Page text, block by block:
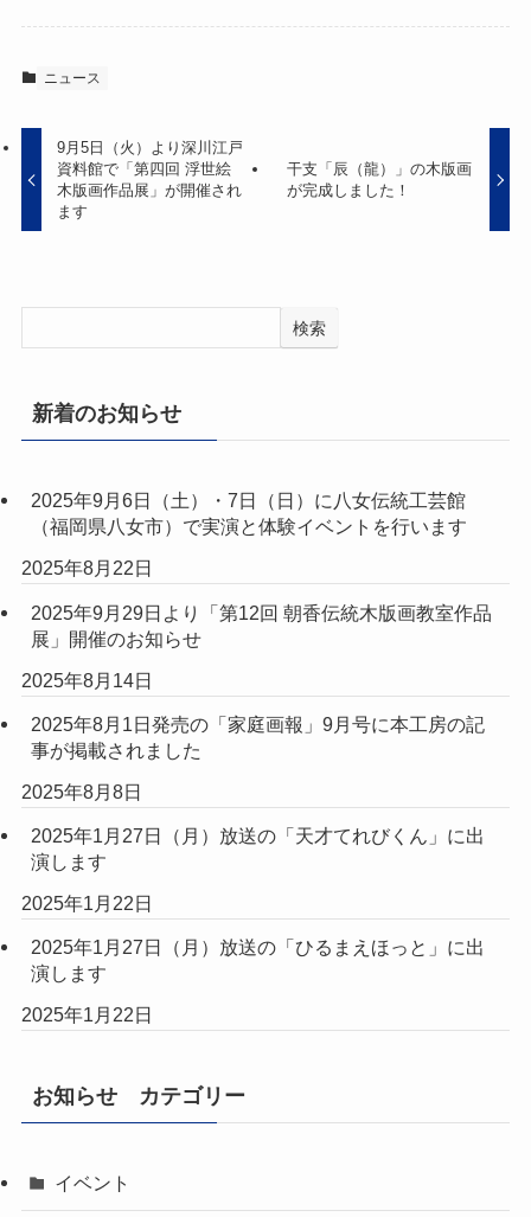
ニュース
9月5日（火）より深川江戸
資料館で「第四回 浮世絵
木版画作品展」が開催され
ます
干支「辰（龍）」の木版画
が完成しました！
検索
新着のお知らせ
2025年9月6日（土）・7日（日）に八女伝統工芸館
（福岡県八女市）で実演と体験イベントを行います
2025年8月22日
2025年9月29日より「第12回 朝香伝統木版画教室作品
展」開催のお知らせ
2025年8月14日
2025年8月1日発売の「家庭画報」9月号に本工房の記
事が掲載されました
2025年8月8日
2025年1月27日（月）放送の「天才てれびくん」に出
演します
2025年1月22日
2025年1月27日（月）放送の「ひるまえほっと」に出
演します
2025年1月22日
お知らせ カテゴリー
イベント